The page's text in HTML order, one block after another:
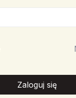
Zaloguj się